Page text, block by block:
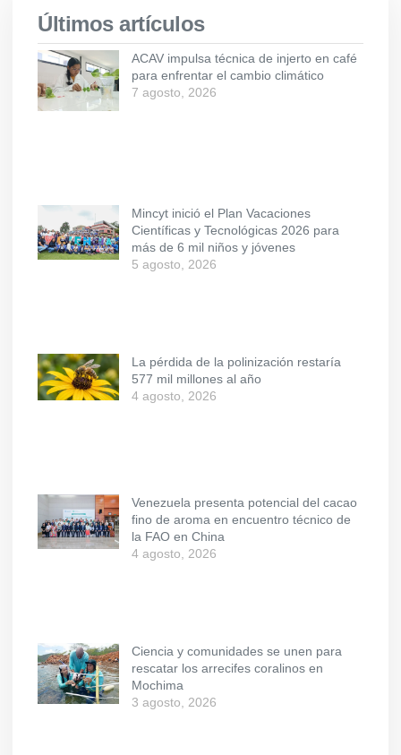
Últimos artículos
ACAV impulsa técnica de injerto en café
para enfrentar el cambio climático
7 agosto, 2026
Mincyt inició el Plan Vacaciones
Científicas y Tecnológicas 2026 para
más de 6 mil niños y jóvenes
5 agosto, 2026
La pérdida de la polinización restaría
577 mil millones al año
4 agosto, 2026
Venezuela presenta potencial del cacao
fino de aroma en encuentro técnico de
la FAO en China
4 agosto, 2026
Ciencia y comunidades se unen para
rescatar los arrecifes coralinos en
Mochima
3 agosto, 2026